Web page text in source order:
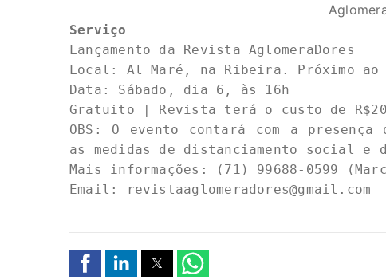
Serviço
Lançamento da Revista AglomeraDores
Local: Al Maré, na Ribeira. Próximo
Data: Sábado, dia 6, às 16h
Gratuito | Revista terá o custo de R$20
OBS: O evento contará com a
as medidas de distanciamento social e
Mais informações: (71) 99688-0599
Email:
revistaaglomeradores@gmail.com